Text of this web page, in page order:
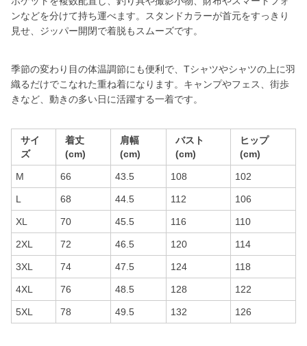
ンなどを分けて持ち運べます。スタンドカラーが首元をすっきり
見せ、ジッパー開閉で着脱もスムーズです。
季節の変わり目の体温調節にも便利で、Tシャツやシャツの上に羽
織るだけでこなれた重ね着になります。キャンプやフェス、街歩
きなど、動きの多い日に活躍する一着です。
サイ
ズ
着丈
(cm)
肩幅
(cm)
バスト
(cm)
ヒップ
(cm)
M 66 43.5 108 102
L 68 44.5 112 106
XL 70 45.5 116 110
2XL 72 46.5 120 114
3XL 74 47.5 124 118
4XL 76 48.5 128 122
5XL 78 49.5 132 126